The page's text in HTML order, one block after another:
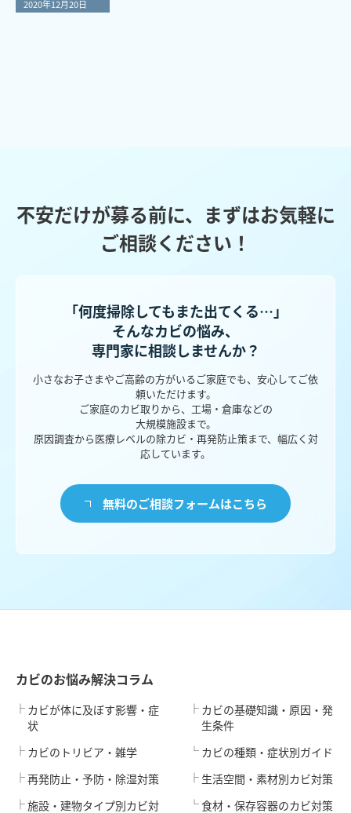
2020年12月20日
不安だけが募る前に、まずはお気軽に
ご相談ください！
「何度掃除してもまた出てくる…」
そんなカビの悩み、
専門家に相談しませんか？
小さなお子さまやご高齢の方がいるご家庭でも、安心してご依
頼いただけます。
ご家庭のカビ取りから、工場・倉庫などの
大規模施設まで。
原因調査から医療レベルの除カビ・再発防止策まで、幅広く対
応しています。
無料のご相談フォームはこちら
カビのお悩み解決コラム
カビが体に及ぼす影響・症
状
カビのトリビア・雑学
カビの基礎知識・原因・発
生条件
カビの種類・症状別ガイド
再発防止・予防・除湿対策
施設・建物タイプ別カビ対
生活空間・素材別カビ対策
食材・保存容器のカビ対策